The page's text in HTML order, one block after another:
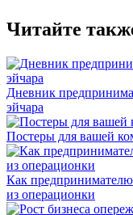
Читайте
Дневник
эйчара
Постеры для вашей
Как
из операционки